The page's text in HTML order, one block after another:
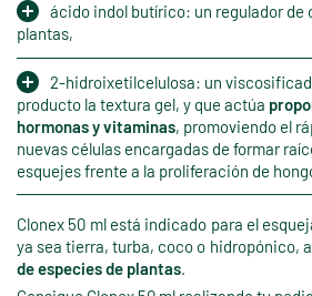
ácido indol butírico: un regulador de
plantas,
2-hidroixetilcelulosa: un
producto la textura gel, y que actúa
hormonas y vitaminas, promoviendo el
nuevas células encargadas de formar
esquejes frente a la proliferación de
Clonex 50 ml está indicado para el
ya sea tierra, turba, coco o hidropónico,
de especies de plantas.